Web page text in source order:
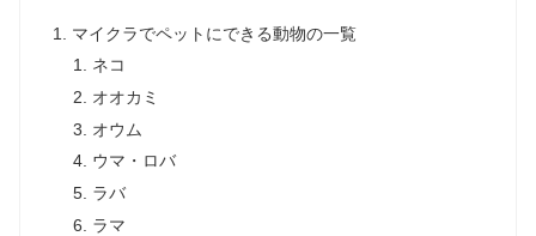
マイクラでペットにできる動物の一覧
ネコ
オオカミ
オウム
ウマ・ロバ
ラバ
ラマ